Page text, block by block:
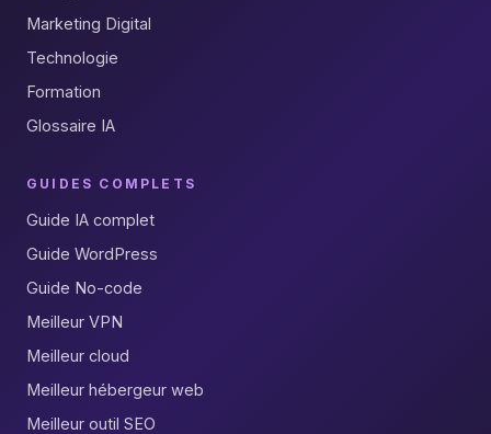
Marketing Digital
Technologie
Formation
Glossaire IA
GUIDES COMPLETS
Guide IA complet
Guide WordPress
Guide No-code
Meilleur VPN
Meilleur cloud
Meilleur hébergeur web
Meilleur outil SEO